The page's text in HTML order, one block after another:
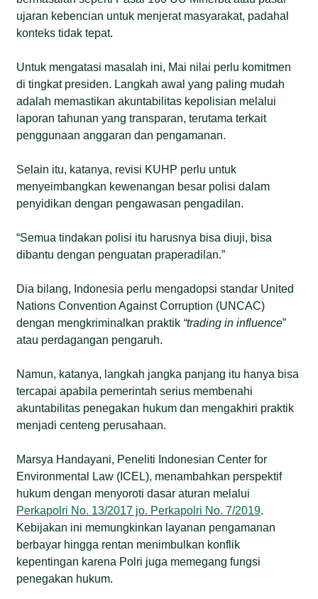
ujaran kebencian untuk menjerat masyarakat, padahal
konteks tidak tepat.
Untuk mengatasi masalah ini, Mai nilai perlu komitmen
di tingkat presiden. Langkah awal yang paling mudah
adalah memastikan akuntabilitas kepolisian melalui
laporan tahunan yang transparan, terutama terkait
penggunaan anggaran dan pengamanan.
Selain itu, katanya, revisi KUHP perlu untuk
menyeimbangkan kewenangan besar polisi dalam
penyidikan dengan pengawasan pengadilan.
“Semua tindakan polisi itu harusnya bisa diuji, bisa
dibantu dengan penguatan praperadilan.”
Dia bilang, Indonesia perlu mengadopsi standar United
Nations Convention Against Corruption (UNCAC)
dengan mengkriminalkan praktik “trading in influence”
atau perdagangan pengaruh.
Namun, katanya, langkah jangka panjang itu hanya bisa
tercapai apabila pemerintah serius membenahi
akuntabilitas penegakan hukum dan mengakhiri praktik
menjadi centeng perusahaan.
Marsya Handayani, Peneliti Indonesian Center for
Environmental Law (ICEL), menambahkan perspektif
hukum dengan menyoroti dasar aturan melalui
Perkapolri No. 13/2017 jo. Perkapolri No. 7/2019.
Kebijakan ini memungkinkan layanan pengamanan
berbayar hingga rentan menimbulkan konflik
kepentingan karena Polri juga memegang fungsi
penegakan hukum.